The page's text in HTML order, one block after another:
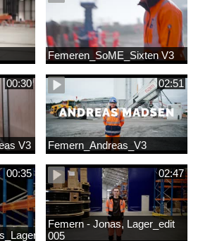
Femeren_SoME_Sixten V3
00:30
V3
02:51
Femern_Andreas_V3
00:35 02:47
Femern - Jonas, Lager_edit
005